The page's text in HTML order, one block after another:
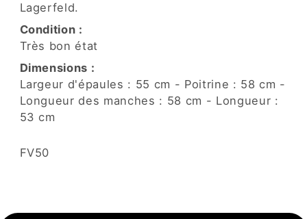
Lagerfeld.
Condition :
Très bon état
Dimensions :
Largeur d'épaules : 55 cm - Poitrine : 58 cm -
Longueur des manches : 58 cm - Longueur :
53 cm
SKU:
FV50